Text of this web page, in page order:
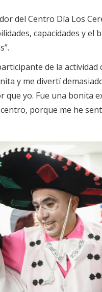
del Centro Día Los
capacidades y
de la
y me divertí
que yo. Fue una bonita
porque me he